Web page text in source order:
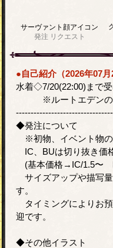
サーヴァント顔アイコン
発注 リクエスト
●自己紹介（2026年07月
水着◇7/20(22:00)まで受
※ルートエデンのみ
◆発注について
※初物、イベント物の
IC、BUは切り抜き価
(基本価格→IC/1.5〜
サイズアップや描写
す。
タイミングによりお
迎です。
◆その他イラスト